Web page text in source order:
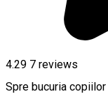
4.29 7 reviews
Spre bucuria